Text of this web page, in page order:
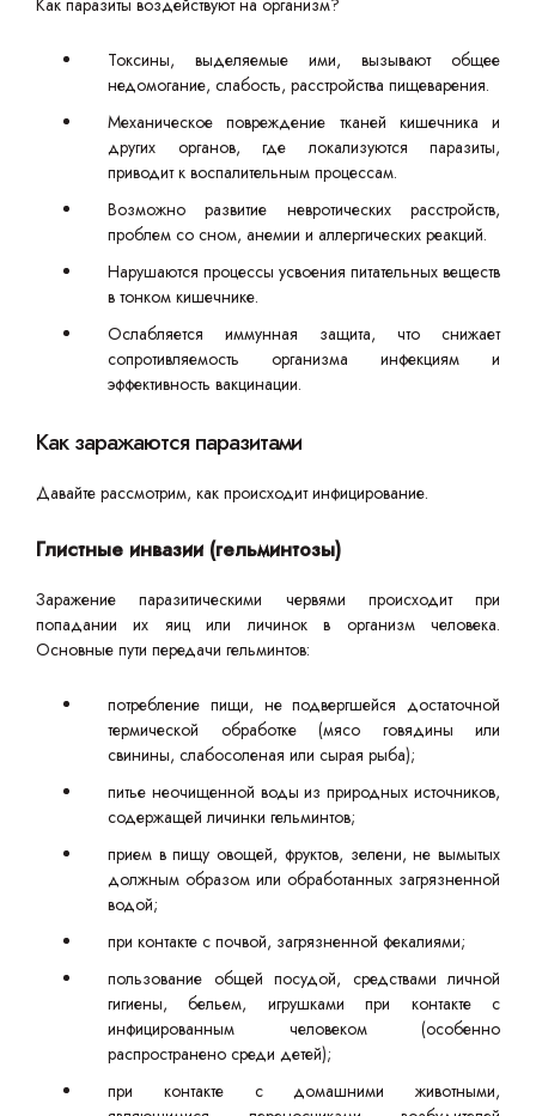
Как паразиты воздействуют на организм?
Токсины, выделяемые ими, вызывают общее
недомогание, слабость, расстройства пищеварения.
Механическое повреждение тканей кишечника и
других органов, где локализуются паразиты,
приводит к воспалительным процессам.
Возможно развитие невротических расстройств,
проблем со сном, анемии и аллергических реакций.
Нарушаются процессы усвоения питательных веществ
в тонком кишечнике.
Ослабляется иммунная защита, что снижает
сопротивляемость организма инфекциям и
эффективность вакцинации.
Как заражаются паразитами
Давайте рассмотрим, как происходит инфицирование.
Глистные инвазии (гельминтозы)
Заражение паразитическими червями происходит при
попадании их яиц или личинок в организм человека.
Основные пути передачи гельминтов:
потребление пищи, не подвергшейся достаточной
термической обработке (мясо говядины или
свинины, слабосоленая или сырая рыба);
питье неочищенной воды из природных источников,
содержащей личинки гельминтов;
прием в пищу овощей, фруктов, зелени, не вымытых
должным образом или обработанных загрязненной
водой;
при контакте с почвой, загрязненной фекалиями;
пользование общей посудой, средствами личной
гигиены, бельем, игрушками при контакте с
инфицированным человеком (особенно
распространено среди детей);
при контакте с домашними животными,